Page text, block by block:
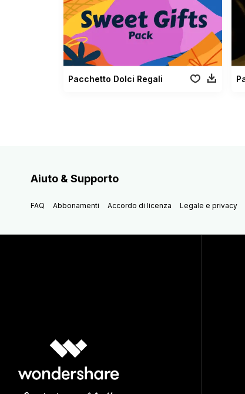
Pacchetto Dolci Regali
Aiuto & Supporto
FAQ Abbonamenti Accordo di licenza Legale e privacy